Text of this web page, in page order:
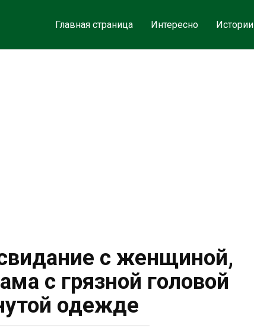
Главная страница Интересно Истории
с женщиной,
с грязной головой
одежде